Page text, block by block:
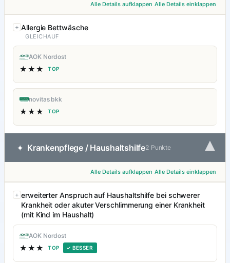
Alle Details aufklappen Alle Details einklappen
Allergie Bettwäsche
GLEICHAUF
AOK Nordost
★★★ TOP
novitas bkk
★★★ TOP
✦ Krankenpflege / Haushaltshilfe2 Punkte ▾
Alle Details aufklappen Alle Details einklappen
erweiterter Anspruch auf Haushaltshilfe bei schwerer
Krankheit oder akuter Verschlimmerung einer Krankheit
(mit Kind im Haushalt)
AOK Nordost
★★★ TOP ✓ BESSER